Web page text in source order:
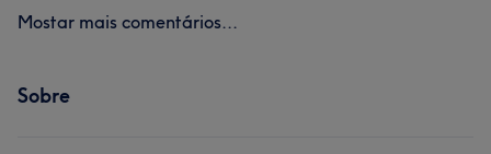
Mostar mais comentários...
Sobre